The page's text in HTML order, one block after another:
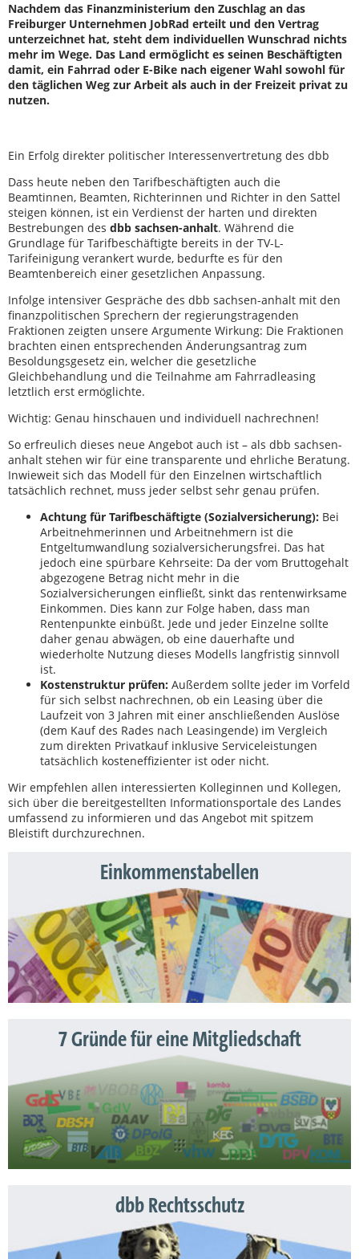
Nachdem das Finanzministerium den Zuschlag an das
Freiburger Unternehmen JobRad erteilt und den Vertrag
unterzeichnet hat, steht dem individuellen Wunschrad nichts
mehr im Wege. Das Land ermöglicht es seinen Beschäftigten
damit, ein Fahrrad oder E-Bike nach eigener Wahl sowohl für
den täglichen Weg zur Arbeit als auch in der Freizeit privat zu
nutzen.
Ein Erfolg direkter politischer Interessenvertretung des dbb
Dass heute neben den Tarifbeschäftigten auch die
Beamtinnen, Beamten, Richterinnen und Richter in den Sattel
steigen können, ist ein Verdienst der harten und direkten
Bestrebungen des dbb sachsen-anhalt. Während die
Grundlage für Tarifbeschäftigte bereits in der TV-L-
Tarifeinigung verankert wurde, bedurfte es für den
Beamtenbereich einer gesetzlichen Anpassung.
Infolge intensiver Gespräche des dbb sachsen-anhalt mit den
finanzpolitischen Sprechern der regierungstragenden
Fraktionen zeigten unsere Argumente Wirkung: Die Fraktionen
brachten einen entsprechenden Änderungsantrag zum
Besoldungsgesetz ein, welcher die gesetzliche
Gleichbehandlung und die Teilnahme am Fahrradleasing
letztlich erst ermöglichte.
Wichtig: Genau hinschauen und individuell nachrechnen!
So erfreulich dieses neue Angebot auch ist – als dbb sachsen-
anhalt stehen wir für eine transparente und ehrliche Beratung.
Inwieweit sich das Modell für den Einzelnen wirtschaftlich
tatsächlich rechnet, muss jeder selbst sehr genau prüfen.
Achtung für Tarifbeschäftigte (Sozialversicherung): Bei
Arbeitnehmerinnen und Arbeitnehmern ist die
Entgeltumwandlung sozialversicherungsfrei. Das hat
jedoch eine spürbare Kehrseite: Da der vom Bruttogehalt
abgezogene Betrag nicht mehr in die
Sozialversicherungen einfließt, sinkt das rentenwirksame
Einkommen. Dies kann zur Folge haben, dass man
Rentenpunkte einbüßt. Jede und jeder Einzelne sollte
daher genau abwägen, ob eine dauerhafte und
wiederholte Nutzung dieses Modells langfristig sinnvoll
ist.
Kostenstruktur prüfen: Außerdem sollte jeder im Vorfeld
für sich selbst nachrechnen, ob ein Leasing über die
Laufzeit von 3 Jahren mit einer anschließenden Auslöse
(dem Kauf des Rades nach Leasingende) im Vergleich
zum direkten Privatkauf inklusive Serviceleistungen
tatsächlich kosteneffizienter ist oder nicht.
Wir empfehlen allen interessierten Kolleginnen und Kollegen,
sich über die bereitgestellten Informationsportale des Landes
umfassend zu informieren und das Angebot mit spitzem
Bleistift durchzurechnen.
Einkommenstabellen
7 Gründe für eine Mitgliedschaft
dbb Rechtsschutz